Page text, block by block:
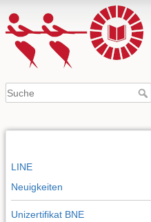
LINE
Neuigkeiten
Unizertifikat BNE